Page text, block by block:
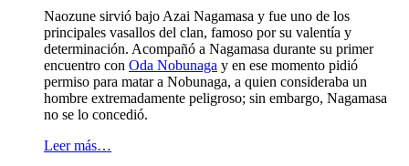
Naozune sirvió bajo Azai Nagamasa y fue uno de los
principales vasallos del clan, famoso por su valentía y
determinación. Acompañó a Nagamasa durante su primer
encuentro con Oda Nobunaga y en ese momento pidió
permiso para matar a Nobunaga, a quien consideraba un
hombre extremadamente peligroso; sin embargo, Nagamasa
no se lo concedió.
Leer más…